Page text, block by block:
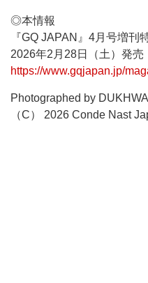
◎本情報
『GQ JAPAN』4月号増刊
2026年2月28日（土）発売
https://www.gqjapan.jp/
Photographed by
（C） 2026 Conde Nast